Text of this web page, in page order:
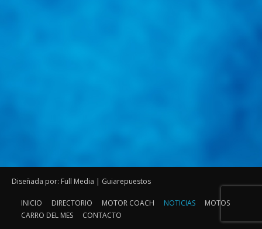
Diseñada por: Full Media | Guiarepuestos
INICIO DIRECTORIO MOTOR COACH NOTICIAS
MOTOS
CARRO DEL MES
CONTACTO